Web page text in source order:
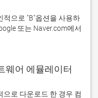
또는 Naver.com에서
웨어 에뮬레이터
으로 다운로드 한 경우 컴